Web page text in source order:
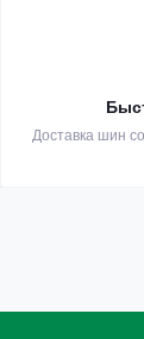
Доставка шин